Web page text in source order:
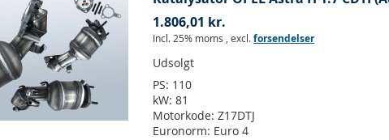
1.806,01 kr.
Incl. 25% moms ,excl.forsendelser
Udsolgt
PS: 110
kW:81
Motorkode:Z17DTJ
Euronorm: Euro 4